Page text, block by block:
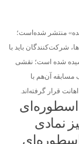
منتشر شده‌است؛
شرکت‌کنندگان باید با
شده است؛ نقشی
مسابقه آن‌هم با
قرار گرفته‌اند.
اسطوره‌ای
نمادی
اسطوره‌ای